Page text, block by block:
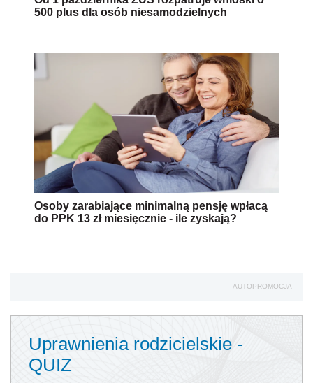
500 plus dla osób niesamodzielnych
Osoby zarabiające minimalną pensję wpłacą
do PPK 13 zł miesięcznie - ile zyskają?
AUTOPROMOCJA
Uprawnienia rodzicielskie -
QUIZ